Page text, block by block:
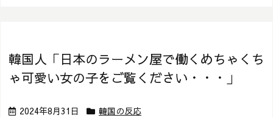
韓国人「日本のラーメン屋で働くめちゃくち
ゃ可愛い女の子をご覧ください・・・」
2024年8月31日 韓国の反応